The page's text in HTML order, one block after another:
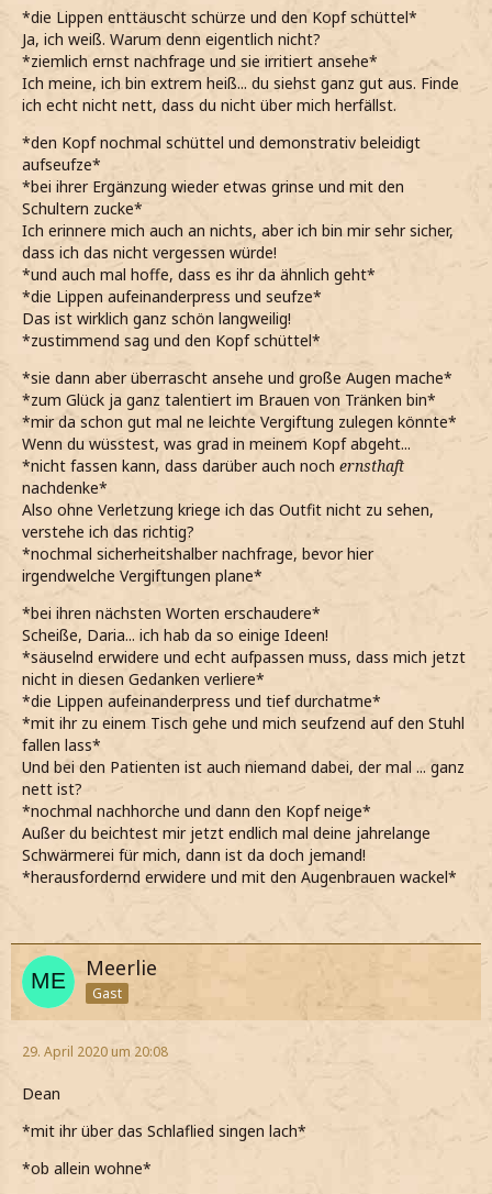
*die Lippen enttäuscht schürze und den Kopf schüttel*
Ja, ich weiß. Warum denn eigentlich nicht?
*ziemlich ernst nachfrage und sie irritiert ansehe*
Ich meine, ich bin extrem heiß... du siehst ganz gut aus. Finde
ich echt nicht nett, dass du nicht über mich herfällst.
*den Kopf nochmal schüttel und demonstrativ beleidigt
aufseufze*
*bei ihrer Ergänzung wieder etwas grinse und mit den
Schultern zucke*
Ich erinnere mich auch an nichts, aber ich bin mir sehr sicher,
dass ich das nicht vergessen würde!
*und auch mal hoffe, dass es ihr da ähnlich geht*
*die Lippen aufeinanderpress und seufze*
Das ist wirklich ganz schön langweilig!
*zustimmend sag und den Kopf schüttel*
*sie dann aber überrascht ansehe und große Augen mache*
*zum Glück ja ganz talentiert im Brauen von Tränken bin*
*mir da schon gut mal ne leichte Vergiftung zulegen könnte*
Wenn du wüsstest, was grad in meinem Kopf abgeht...
*nicht fassen kann, dass darüber auch noch ernsthaft
nachdenke*
Also ohne Verletzung kriege ich das Outfit nicht zu sehen,
verstehe ich das richtig?
*nochmal sicherheitshalber nachfrage, bevor hier
irgendwelche Vergiftungen plane*
*bei ihren nächsten Worten erschaudere*
Scheiße, Daria... ich hab da so einige Ideen!
*säuselnd erwidere und echt aufpassen muss, dass mich jetzt
nicht in diesen Gedanken verliere*
*die Lippen aufeinanderpress und tief durchatme*
*mit ihr zu einem Tisch gehe und mich seufzend auf den Stuhl
fallen lass*
Und bei den Patienten ist auch niemand dabei, der mal ... ganz
nett ist?
*nochmal nachhorche und dann den Kopf neige*
Außer du beichtest mir jetzt endlich mal deine jahrelange
Schwärmerei für mich, dann ist da doch jemand!
*herausfordernd erwidere und mit den Augenbrauen wackel*
Meerlie
Gast
29. April 2020 um 20:08
Dean
*mit ihr über das Schlaflied singen lach*
*ob allein wohne*